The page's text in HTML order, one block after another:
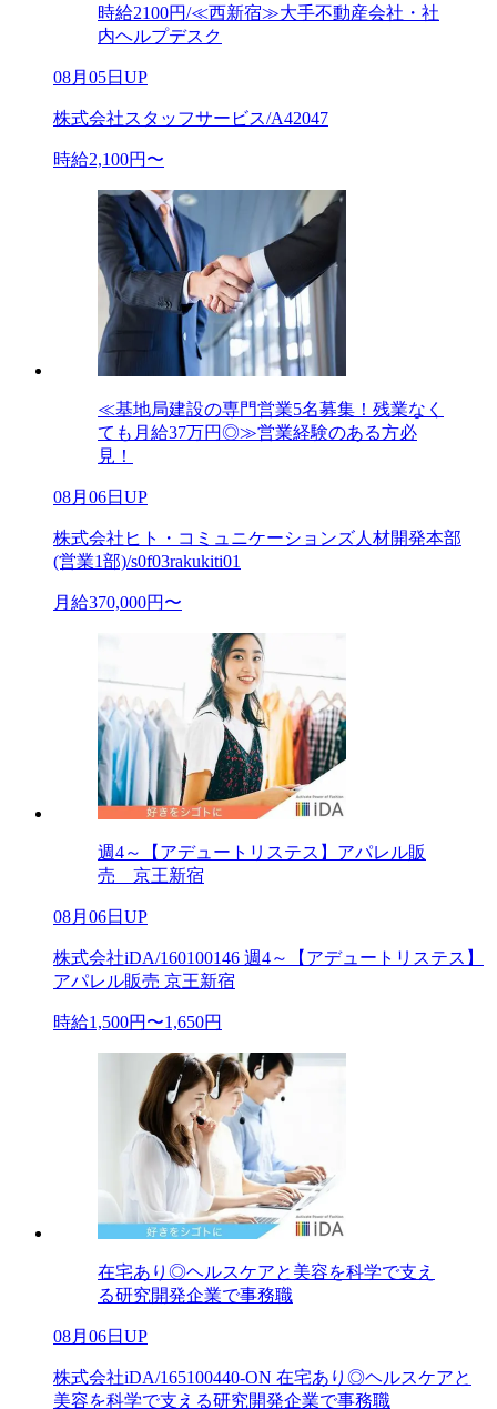
時給2100円/≪西新宿≫大手不動産会社・社
内ヘルプデスク
08月05日UP
株式会社スタッフサービス/A42047
時給2,100円〜
≪基地局建設の専門営業5名募集！残業なく
ても月給37万円◎≫営業経験のある方必
見！
08月06日UP
株式会社ヒト・コミュニケーションズ人材開発本部
(営業1部)/s0f03rakukiti01
月給370,000円〜
週4～【アデュートリステス】アパレル販
売 京王新宿
08月06日UP
株式会社iDA/160100146 週4～【アデュートリステス】
アパレル販売 京王新宿
時給1,500円〜1,650円
在宅あり◎ヘルスケアと美容を科学で支え
る研究開発企業で事務職
08月06日UP
株式会社iDA/165100440-ON 在宅あり◎ヘルスケアと
美容を科学で支える研究開発企業で事務職